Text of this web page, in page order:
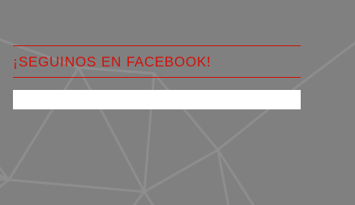
¡SEGUINOS EN FACEBOOK!